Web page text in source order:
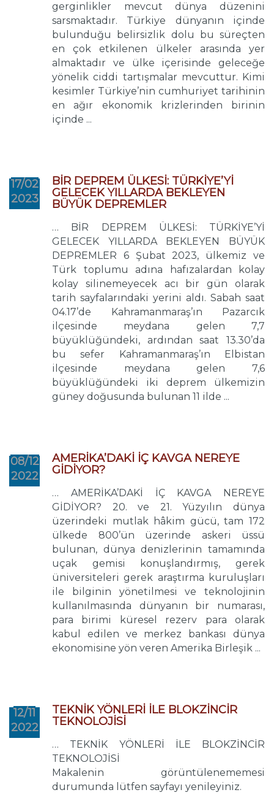
gerginlikler mevcut dünya düzenini
sarsmaktadır. Türkiye dünyanın içinde
bulunduğu belirsizlik dolu bu süreçten
en çok etkilenen ülkeler arasında yer
almaktadır ve ülke içerisinde geleceğe
yönelik ciddi tartışmalar mevcuttur. Kimi
kesimler Türkiye’nin cumhuriyet tarihinin
en ağır ekonomik krizlerinden birinin
içinde ...
17/02
2023
BİR DEPREM ÜLKESİ: TÜRKİYE’Yİ
GELECEK YILLARDA BEKLEYEN
BÜYÜK DEPREMLER
… BİR DEPREM ÜLKESİ: TÜRKİYE’Yİ
GELECEK YILLARDA BEKLEYEN BÜYÜK
DEPREMLER 6 Şubat 2023, ülkemiz ve
Türk toplumu adına hafızalardan kolay
kolay silinemeyecek acı bir gün olarak
tarih sayfalarındaki yerini aldı. Sabah saat
04.17’de Kahramanmaraş’ın Pazarcık
ilçesinde meydana gelen 7,7
büyüklüğündeki, ardından saat 13.30’da
bu sefer Kahramanmaraş’ın Elbistan
ilçesinde meydana gelen 7,6
büyüklüğündeki iki deprem ülkemizin
güney doğusunda bulunan 11 ilde ...
08/12
2022
AMERİKA’DAKİ İÇ KAVGA NEREYE
GİDİYOR?
… AMERİKA’DAKİ İÇ KAVGA NEREYE
GİDİYOR? 20. ve 21. Yüzyılın dünya
üzerindeki mutlak hâkim gücü, tam 172
ülkede 800’ün üzerinde askeri üssü
bulunan, dünya denizlerinin tamamında
uçak gemisi konuşlandırmış, gerek
üniversiteleri gerek araştırma kuruluşları
ile bilginin yönetilmesi ve teknolojinin
kullanılmasında dünyanın bir numarası,
para birimi küresel rezerv para olarak
kabul edilen ve merkez bankası dünya
ekonomisine yön veren Amerika Birleşik ...
12/11
2022
TEKNİK YÖNLERİ İLE BLOKZİNCİR
TEKNOLOJİSİ
… TEKNİK YÖNLERİ İLE BLOKZİNCİR
TEKNOLOJİSİ
Makalenin görüntülenememesi
durumunda lütfen sayfayı yenileyiniz.